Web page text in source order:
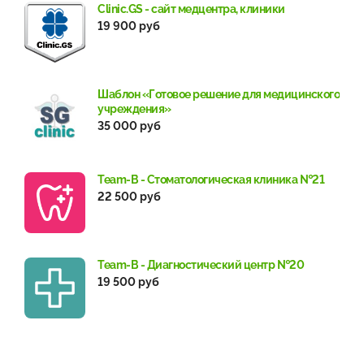
Clinic.GS - сайт медцентра, клиники
19 900 руб
Шаблон «Готовое решение для медицинского
учреждения»
35 000 руб
Team-B - Стоматологическая клиника №21
22 500 руб
Team-B - Диагностический центр №20
19 500 руб